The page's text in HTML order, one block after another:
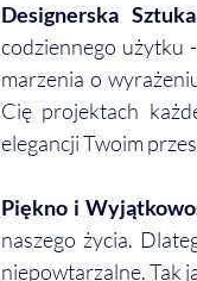
Designerska
codziennego użytku
marzenia o
Cię projektach
elegancji Twoim
Piękno i
naszego życia.
niepowtarzalne. Tak